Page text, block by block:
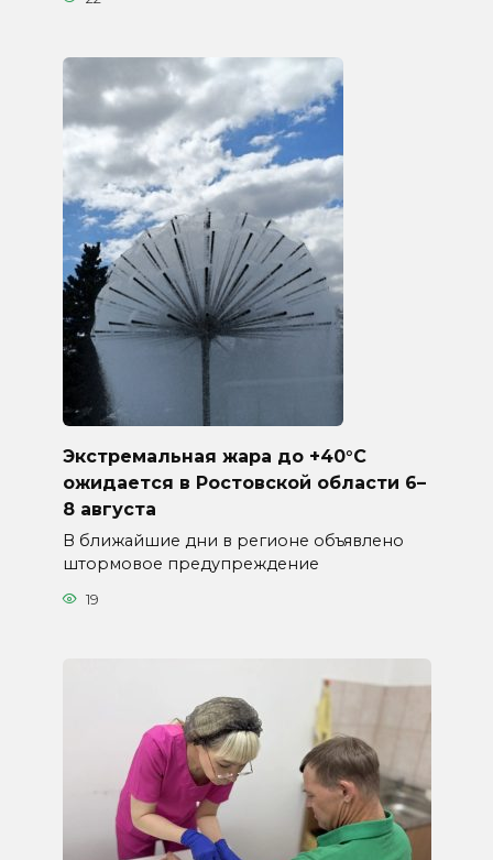
Экстремальная жара до +40°C
ожидается в Ростовской области 6–
8 августа
В ближайшие дни в регионе объявлено
штормовое предупреждение
19